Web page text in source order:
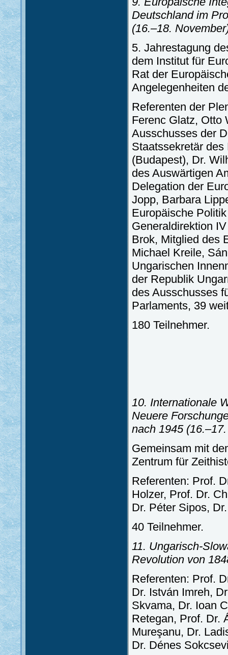
Deutschland im
(16.–18.
5. Jahrestagung
dem Institut für
Rat der
Angelegenheiten
Referenten der
Ferenc Glatz, Otto
Ausschusses der
Staatssekretär
(Budapest), Dr.
des Auswärtigen
Delegation der
Jopp, Barbara
Europäische
Generaldirektion
Brok, Mitglied des
Michael Kreile,
Ungarischen
der Republik
des Ausschusses
Parlaments, 39
180 Teilnehmer.
10. Internationale
Neuere
nach 1945
Gemeinsam mit
Zentrum für
Referenten: Prof.
Holzer, Prof. Dr.
Dr. Péter Sipos,
40 Teilnehmer.
11. Ungarisch-
Revolution von
Referenten: Prof.
Dr. István Imreh,
Skvama, Dr. Ioan
Retegan, Prof. Dr.
Mureşanu, Dr.
Dr. Dénes